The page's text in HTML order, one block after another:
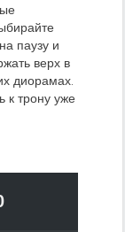
паузу и
верх в
диорамах.
к трону уже